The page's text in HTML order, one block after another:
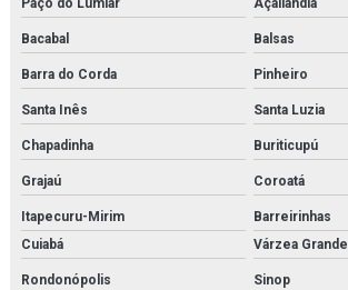
Variador de frequência
Vlt danfoss
Paço do Lumiar Açailândia
Bacabal Balsas
Barra do Corda Pinheiro
Santa Inês Santa Luzia
Chapadinha Buriticupú
Grajaú Coroatá
Itapecuru-Mirim
Barreirinhas
Cuiabá
Várzea Grande
Rondonópolis Sinop